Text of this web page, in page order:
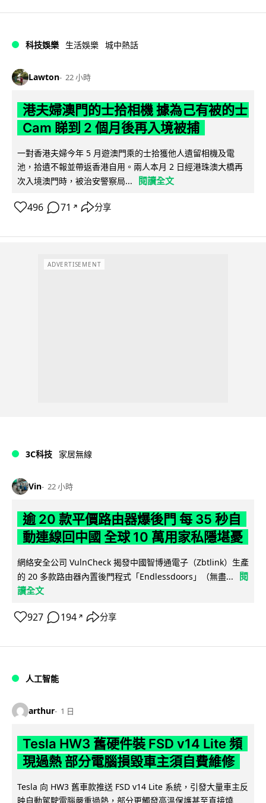
科技娛樂 生活娛樂 城中熱話
Lawton 22 小時
港夫婦澳門的士拾相機 據為己有被的士
Cam 睇到 2 個月後再入境被捕
一對香港夫婦今年 5 月遊澳門乘的士拾獲他人遺留相機及電
池，拾遺不報並帶返香港自用。兩人本月 2 日經港珠澳大橋再
次入境澳門時，被治安警察局...
閱讀全文
496 71 ↗ 分享
ADVERTISEMENT
3C科技 家居無線
Vin 22 小時
逾 20 款平價路由器爆後門 每 35 秒自
動連線回中國 全球 10 萬用家私隱堪憂
網絡安全公司 VulnCheck 揭發中國智博通電子（Zbtlink）生產
的 20 多款路由器內置後門程式「Endlessdoors」（無盡...
閱
讀全文
927 194 ↗ 分享
人工智能
arthur 1 日
Tesla HW3 舊硬件裝 FSD v14 Lite 頻
現過熱 部分電腦損毀車主須自費維修
Tesla 向 HW3 舊車款推送 FSD v14 Lite 系統，引發大量車主反
映自動駕駛電腦嚴重過熱，部分更觸發高溫保護甚至直接燒